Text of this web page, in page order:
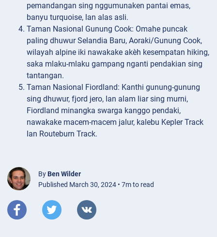
pemandangan sing nggumunaken pantai emas,
banyu turquoise, lan alas asli.
Taman Nasional Gunung Cook: Omahe puncak
paling dhuwur Selandia Baru, Aoraki/Gunung Cook,
wilayah alpine iki nawakake akèh kesempatan hiking,
saka mlaku-mlaku gampang nganti pendakian sing
tantangan.
Taman Nasional Fiordland: Kanthi gunung-gunung
sing dhuwur, fjord jero, lan alam liar sing murni,
Fiordland minangka swarga kanggo pendaki,
nawakake macem-macem jalur, kalebu Kepler Track
lan Routeburn Track.
By Ben Wilder
Published March 30, 2024 • 7m to read